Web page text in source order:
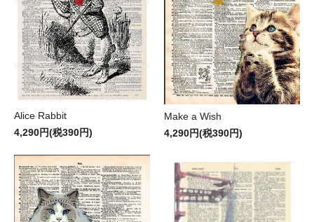
Alice Rabbit
4,290円(税390円)
Make a Wish
4,290円(税390円)